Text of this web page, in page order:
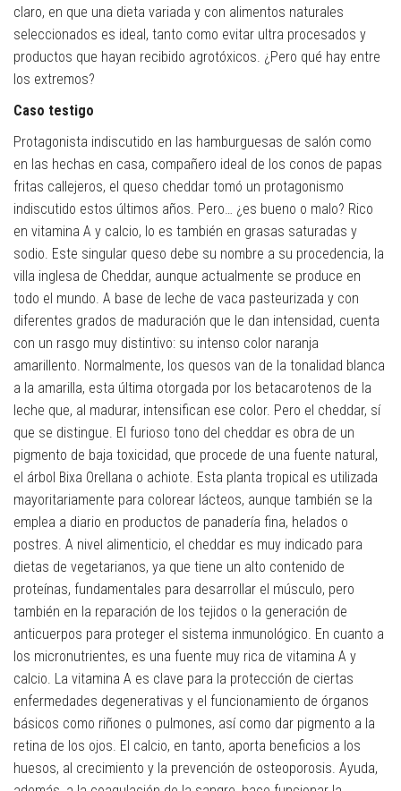
claro, en que una dieta variada y con alimentos naturales
seleccionados es ideal, tanto como evitar ultra procesados y
productos que hayan recibido agrotóxicos. ¿Pero qué hay entre
los extremos?
Caso testigo
Protagonista indiscutido en las hamburguesas de salón como
en las hechas en casa, compañero ideal de los conos de papas
fritas callejeros, el queso cheddar tomó un protagonismo
indiscutido estos últimos años. Pero… ¿es bueno o malo? Rico
en vitamina A y calcio, lo es también en grasas saturadas y
sodio. Este singular queso debe su nombre a su procedencia, la
villa inglesa de Cheddar, aunque actualmente se produce en
todo el mundo. A base de leche de vaca pasteurizada y con
diferentes grados de maduración que le dan intensidad, cuenta
con un rasgo muy distintivo: su intenso color naranja
amarillento. Normalmente, los quesos van de la tonalidad blanca
a la amarilla, esta última otorgada por los betacarotenos de la
leche que, al madurar, intensifican ese color. Pero el cheddar, sí
que se distingue. El furioso tono del cheddar es obra de un
pigmento de baja toxicidad, que procede de una fuente natural,
el árbol Bixa Orellana o achiote. Esta planta tropical es utilizada
mayoritariamente para colorear lácteos, aunque también se la
emplea a diario en productos de panadería fina, helados o
postres. A nivel alimenticio, el cheddar es muy indicado para
dietas de vegetarianos, ya que tiene un alto contenido de
proteínas, fundamentales para desarrollar el músculo, pero
también en la reparación de los tejidos o la generación de
anticuerpos para proteger el sistema inmunológico. En cuanto a
los micronutrientes, es una fuente muy rica de vitamina A y
calcio. La vitamina A es clave para la protección de ciertas
enfermedades degenerativas y el funcionamiento de órganos
básicos como riñones o pulmones, así como dar pigmento a la
retina de los ojos. El calcio, en tanto, aporta beneficios a los
huesos, al crecimiento y la prevención de osteoporosis. Ayuda,